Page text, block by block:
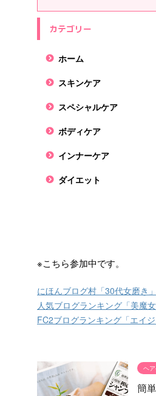
カテゴリー
ホーム
スキンケア
スペシャルケア
ボディケア
インナーケア
ダイエット
※こちら参加中です。
にほんブログ村「30代女磨き」
人気ブログランキング「美魔女
FC2ブログランキング「エイジ
ヘ
簡